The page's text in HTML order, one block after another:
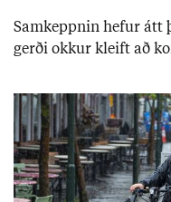
Sam­keppn­in hef­ur átt
gerði okk­ur kleift að